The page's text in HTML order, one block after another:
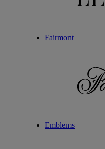
Fairmont
Emblems